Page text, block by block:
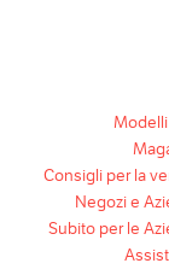
Consigli per la
Negozi e
Subito per le